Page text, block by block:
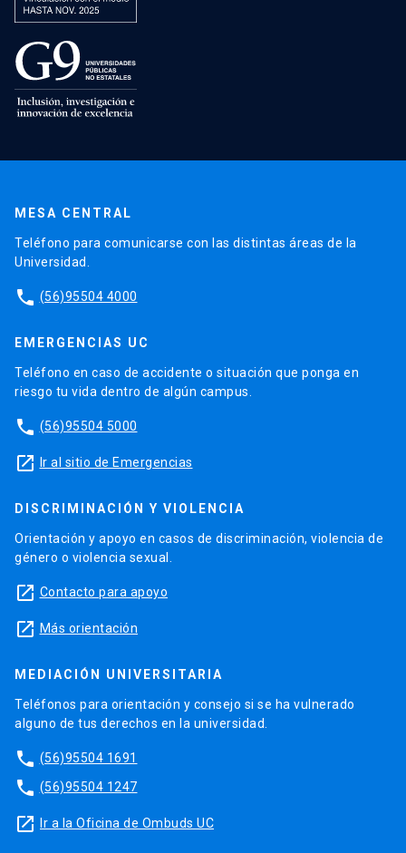
MESA CENTRAL
Teléfono para comunicarse con las distintas áreas de la
Universidad.
phone (56)95504 4000
EMERGENCIAS UC
Teléfono en caso de accidente o situación que ponga en
riesgo tu vida dentro de algún campus.
phone (56)95504 5000
launch Ir al sitio de Emergencias
DISCRIMINACIÓN Y VIOLENCIA
Orientación y apoyo en casos de discriminación, violencia de
género o violencia sexual.
launch Contacto para apoyo
launch Más orientación
MEDIACIÓN UNIVERSITARIA
Teléfonos para orientación y consejo si se ha vulnerado
alguno de tus derechos en la universidad.
phone (56)95504 1691
phone (56)95504 1247
launch Ir a la Oficina de Ombuds UC